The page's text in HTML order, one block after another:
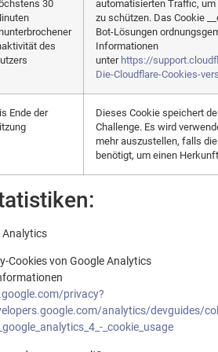
30
des
automatisierten Traffic,
zu schützen. Das Cookie
Bot-Lösungen
Informationen
unter https://
Die-Cloudflare-Cookies-
Ende der
Dieses Cookie speichert
Challenge. Es wird
mehr auszustellen, falls
benötigt, um einen
Analytics
Cookies von Google Analytics
privacy?
analytics/devguides/
_cookie_usage